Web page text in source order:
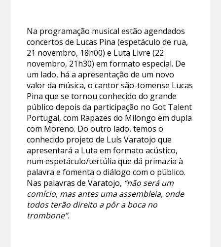
Na programação musical estão agendados
concertos de Lucas Pina (espetáculo de rua,
21 novembro, 18h00) e Luta Livre (22
novembro, 21h30) em formato especial. De
um lado, há a apresentação de um novo
valor da música, o cantor são-tomense Lucas
Pina que se tornou conhecido do grande
público depois da participação no Got Talent
Portugal, com Rapazes do Milongo em dupla
com Moreno. Do outro lado, temos o
conhecido projeto de Luís Varatojo que
apresentará a Luta em formato acústico,
num espetáculo/tertúlia que dá primazia à
palavra e fomenta o diálogo com o público.
Nas palavras de Varatojo, “não será um
comício, mas antes uma assembleia, onde
todos terão direito a pôr a boca no
trombone”.